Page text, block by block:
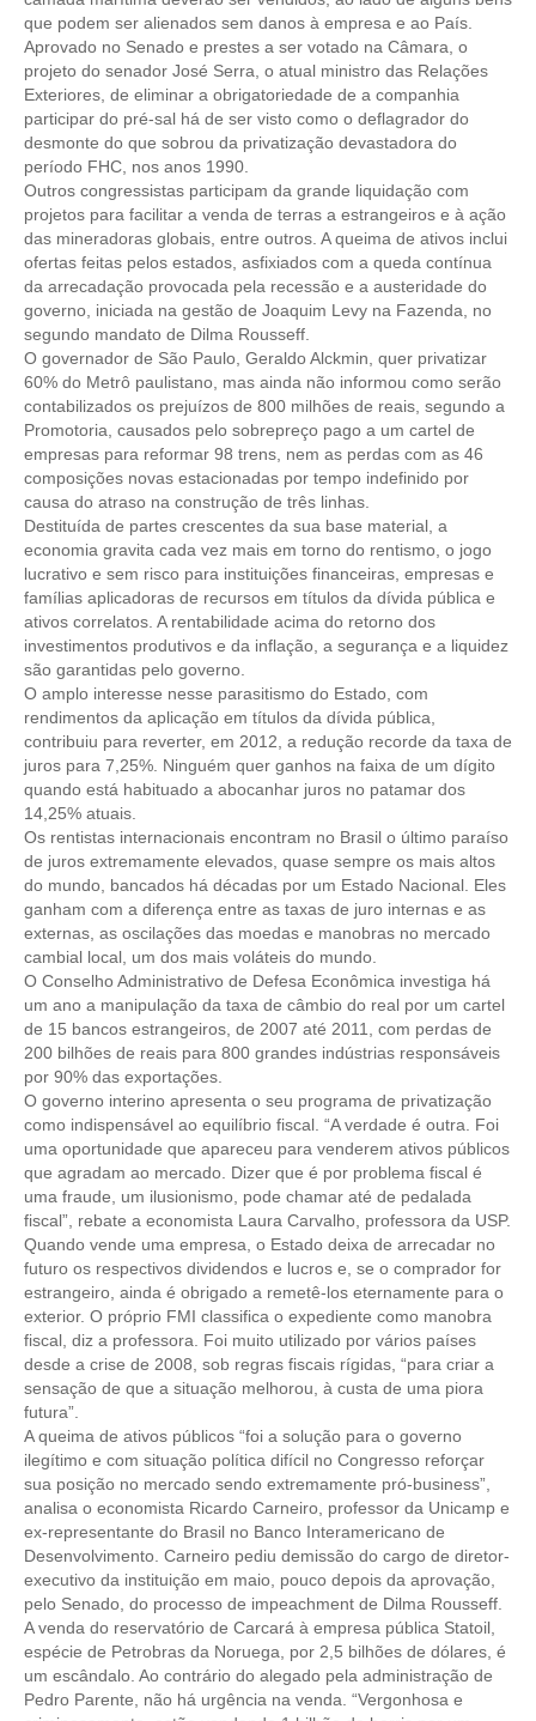
JURÍDICO
CONSULTORIA
ACORDOS, CONVENÇÕES E DISSÍDIOS
CONTRIBUIÇÕES
CONTRIBUIÇÃO ASSISTENCIAL
CONTRIBUIÇÃO ASSOCIATIVA OU ANUIDADE DE SÓCIO
CONTRIBUIÇÃO SINDICAL URBANA
REVISÃO DE APOSENTADORIA
FGTS EXPURGOS
FGTS CORREÇÃO
LEGISLAÇÃO
LEI 4.950-A/1966 – PISO SALARIAL
LEI 5.194/1966 – REGULAMENTAÇÃO DA PROFISSÃO
LEI 6.496/1977 – ART
RES 1.002/2002 – CÓDIGO DE ÉTICA
HOMOLOGAÇÕES
PISO SALARIAL
FIQUE POR DENTRO
OPORTUNIDADES
APRESENTAÇÃO
EMPREGO E ESTÁGIO
CARREIRA
AUTÔNOMOS E SERVIÇOS
NEWSLETTER
GUIA DAS ENGENHARIAS
CONTATO
CURSOS
ENGENHEIRO EMPREENDEDOR
SEESP EDUCAÇÃO
PLATAFORMAS GRATUITAS
BENEFÍCIOS
APOSENTADORIA
CONVÊNIOS
PLANO DE SAÚDE
que podem ser alienados sem danos à empresa e ao País.
Aprovado no Senado e prestes a ser votado na Câmara, o
projeto do senador José Serra, o atual ministro das Relações
Exteriores, de eliminar a obrigatoriedade de a companhia
participar do pré-sal há de ser visto como o deflagrador do
desmonte do que sobrou da privatização devastadora do
período FHC, nos anos 1990.
Outros congressistas participam da grande liquidação com
projetos para facilitar a venda de terras a estrangeiros e à ação
das mineradoras globais, entre outros. A queima de ativos inclui
ofertas feitas pelos estados, asfixiados com a queda contínua
da arrecadação provocada pela recessão e a austeridade do
governo, iniciada na gestão de Joaquim Levy na Fazenda, no
segundo mandato de Dilma Rousseff.
O governador de São Paulo, Geraldo Alckmin, quer privatizar
60% do Metrô paulistano, mas ainda não informou como serão
contabilizados os prejuízos de 800 milhões de reais, segundo a
Promotoria, causados pelo sobrepreço pago a um cartel de
empresas para reformar 98 trens, nem as perdas com as 46
composições novas estacionadas por tempo indefinido por
causa do atraso na construção de três linhas.
Destituída de partes crescentes da sua base material, a
economia gravita cada vez mais em torno do rentismo, o jogo
lucrativo e sem risco para instituições financeiras, empresas e
famílias aplicadoras de recursos em títulos da dívida pública e
ativos correlatos. A rentabilidade acima do retorno dos
investimentos produtivos e da inflação, a segurança e a liquidez
são garantidas pelo governo.
O amplo interesse nesse parasitismo do Estado, com
rendimentos da aplicação em títulos da dívida pública,
contribuiu para reverter, em 2012, a redução recorde da taxa de
juros para 7,25%. Ninguém quer ganhos na faixa de um dígito
quando está habituado a abocanhar juros no patamar dos
14,25% atuais.
Os rentistas internacionais encontram no Brasil o último paraíso
de juros extremamente elevados, quase sempre os mais altos
do mundo, bancados há décadas por um Estado Nacional. Eles
ganham com a diferença entre as taxas de juro internas e as
externas, as oscilações das moedas e manobras no mercado
cambial local, um dos mais voláteis do mundo.
O Conselho Administrativo de Defesa Econômica investiga há
um ano a manipulação da taxa de câmbio do real por um cartel
de 15 bancos estrangeiros, de 2007 até 2011, com perdas de
200 bilhões de reais para 800 grandes indústrias responsáveis
por 90% das exportações.
O governo interino apresenta o seu programa de privatização
como indispensável ao equilíbrio fiscal. “A verdade é outra. Foi
uma oportunidade que apareceu para venderem ativos públicos
que agradam ao mercado. Dizer que é por problema fiscal é
uma fraude, um ilusionismo, pode chamar até de pedalada
fiscal”, rebate a economista Laura Carvalho, professora da USP.
Quando vende uma empresa, o Estado deixa de arrecadar no
futuro os respectivos dividendos e lucros e, se o comprador for
estrangeiro, ainda é obrigado a remetê-los eternamente para o
exterior. O próprio FMI classifica o expediente como manobra
fiscal, diz a professora. Foi muito utilizado por vários países
desde a crise de 2008, sob regras fiscais rígidas, “para criar a
sensação de que a situação melhorou, à custa de uma piora
futura”.
A queima de ativos públicos “foi a solução para o governo
ilegítimo e com situação política difícil no Congresso reforçar
sua posição no mercado sendo extremamente pró-business”,
analisa o economista Ricardo Carneiro, professor da Unicamp e
ex-representante do Brasil no Banco Interamericano de
Desenvolvimento. Carneiro pediu demissão do cargo de diretor-
executivo da instituição em maio, pouco depois da aprovação,
pelo Senado, do processo de impeachment de Dilma Rousseff.
A venda do reservatório de Carcará à empresa pública Statoil,
espécie de Petrobras da Noruega, por 2,5 bilhões de dólares, é
um escândalo. Ao contrário do alegado pela administração de
Pedro Parente, não há urgência na venda. “Vergonhosa e